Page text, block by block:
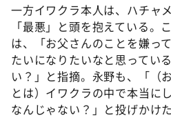
一方イワクラ本人は、ハチャ
「最悪」と頭を抱えている。
は、「お父さんのことを嫌っ
たいになりたいなと思ってい
い？」と指摘。永野も、「（
とは）イワクラの中で本当に
なんじゃない？」と投げかけた